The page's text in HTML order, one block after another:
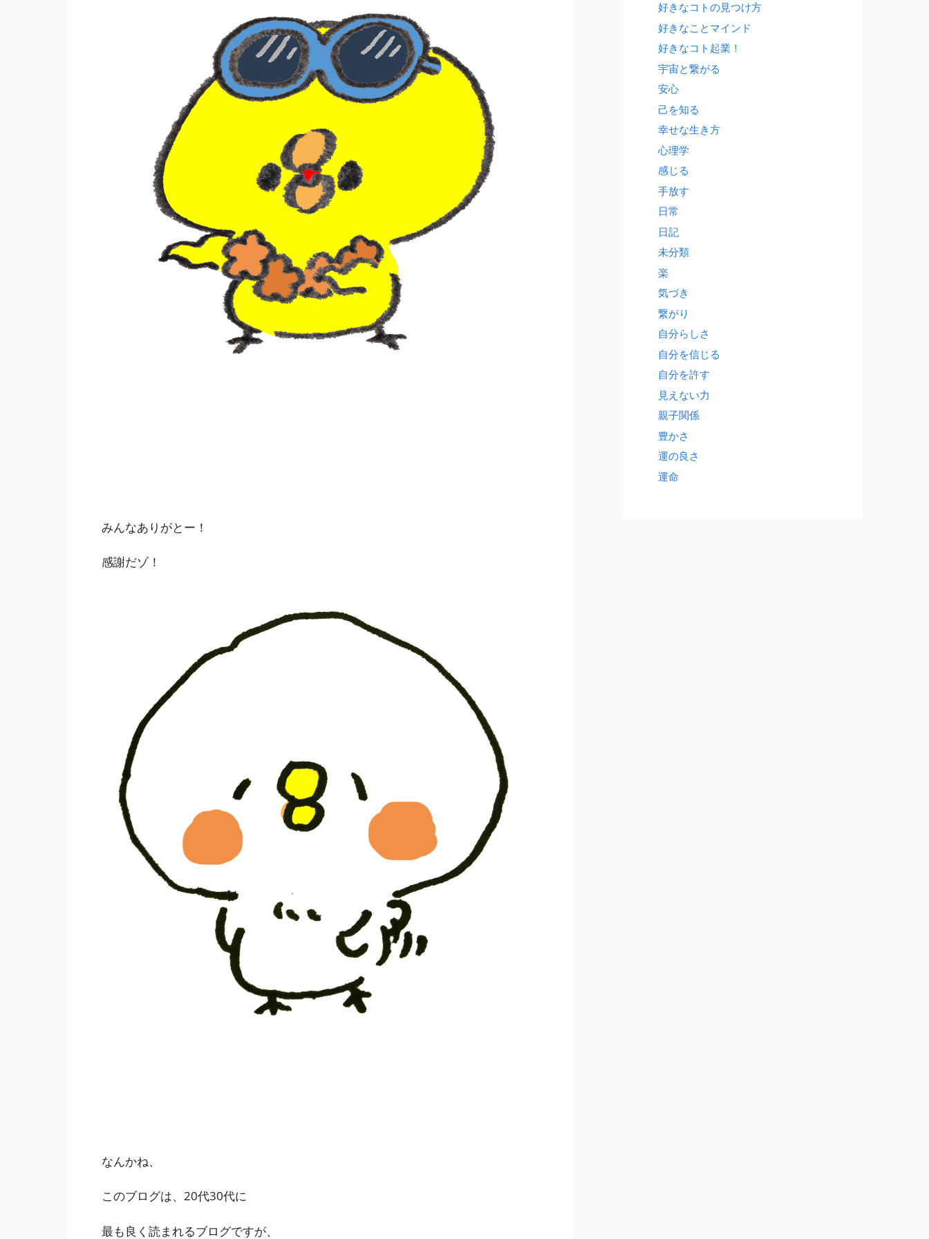
みんなありがとー！
感謝だゾ！
なんかね、
このブログは、20代30代に
最も良く読まれるブログですが、
好きなコトの見つけ方
好きなことマインド
好きなコト起業！
宇宙と繋がる
安心
己を知る
幸せな生き方
心理学
感じる
手放す
日常
日記
未分類
楽
気づき
繋がり
自分らしさ
自分を信じる
自分を許す
見えない力
親子関係
豊かさ
運の良さ
運命